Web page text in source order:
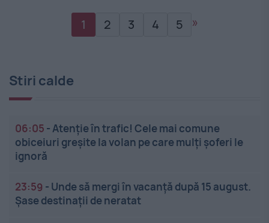
1 2 3 4 5 »
Stiri calde
06:05 - Atenție în trafic! Cele mai comune
obiceiuri greșite la volan pe care mulți șoferi le
ignoră
23:59 - Unde să mergi în vacanță după 15 august.
Șase destinații de neratat